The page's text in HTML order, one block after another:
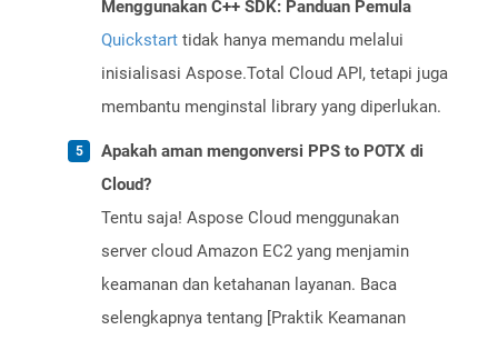
Menggunakan C++ SDK: Panduan Pemula
Quickstart tidak hanya memandu melalui
inisialisasi Aspose.Total Cloud API, tetapi juga
membantu menginstal library yang diperlukan.
Apakah aman mengonversi PPS to POTX di
Cloud?
Tentu saja! Aspose Cloud menggunakan
server cloud Amazon EC2 yang menjamin
keamanan dan ketahanan layanan. Baca
selengkapnya tentang [Praktik Keamanan